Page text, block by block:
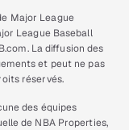
Major League
League Baseball
La diffusion des
et peut ne pas
réservés.
des équipes
de NBA Properties,